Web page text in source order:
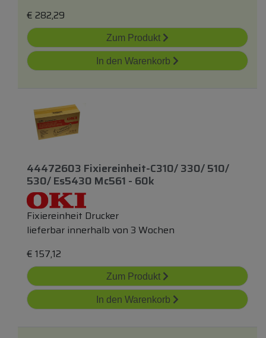
€ 282,29
Zum Produkt
In den Warenkorb
44472603 Fixiereinheit-C310/ 330/ 510/
530/ Es5430 Mc561 - 60k
Fixiereinheit Drucker
lieferbar innerhalb von 3 Wochen
€ 157,12
Zum Produkt
In den Warenkorb